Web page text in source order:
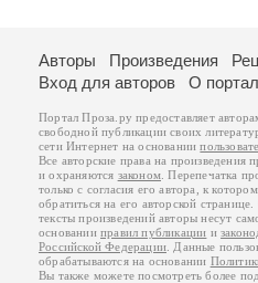
Авторы Произведения
Вход для авторов
О
Портал Проза.ру предоставляет
свободной публикации своих
сети Интернет на основании
Все авторские права на произведения
и охраняются законом . Перепечатка
только с согласия его автора, к
обратиться на его авторской странице.
тексты произведений авторы несут
основанииправил публикации и
Российской Федерации . Данные
обрабатываются на основании
Вы также можете посмотреть более